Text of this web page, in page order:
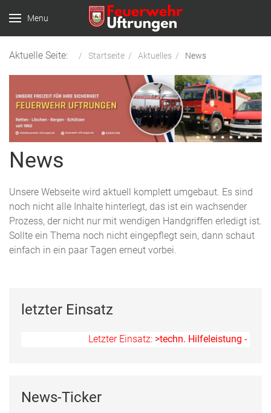
Menu
Aktuelle Seite: Startseite Aktuelles News
News
Unsere Webseite wird aktuell komplett umgebaut. Es sind
noch nicht alle Inhalte hinterlegt, das ist ein wachsender
Prozess, der nicht nur mit wendigen Handgriffen erledigt ist.
Sollte ein Thema noch nicht eingepflegt sein, dann schaut
einfach in ein paar Tagen erneut vorbei.
letzter Einsatz
Letzter Einsatz:>techn. Hilfeleistung -
News-Ticker